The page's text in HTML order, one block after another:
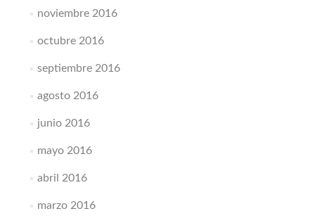
noviembre 2016
octubre 2016
septiembre 2016
agosto 2016
junio 2016
mayo 2016
abril 2016
marzo 2016